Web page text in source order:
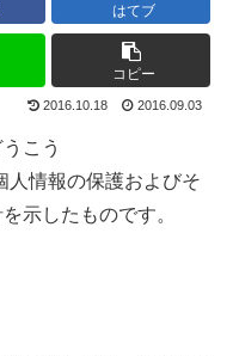
はてブ
コピー
2016.10.18 2016.09.03
うこう
人情報の保護およびそ
示したものです。